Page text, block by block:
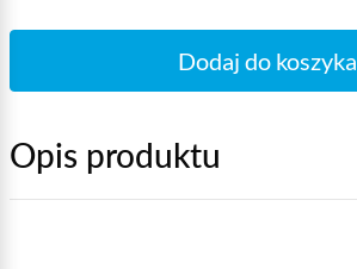
Dodaj do koszyka
Opis produktu